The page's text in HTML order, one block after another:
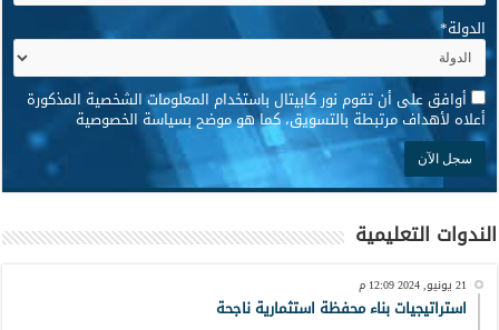
الدولة*
* أوافق على أن تقوم نور كابيتال باستخدام المعلومات الشخصية المذكورة
أعلاه لأهداف مرتبطة بالتسويق، كما هو موضح بسياسة الخصوصية
الندوات التعليمية
21 يونيو, 2024 12:09 م
استراتيجيات بناء محفظة استثمارية ناجحة